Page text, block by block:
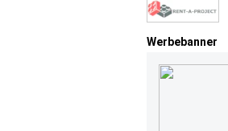
Werbebanner